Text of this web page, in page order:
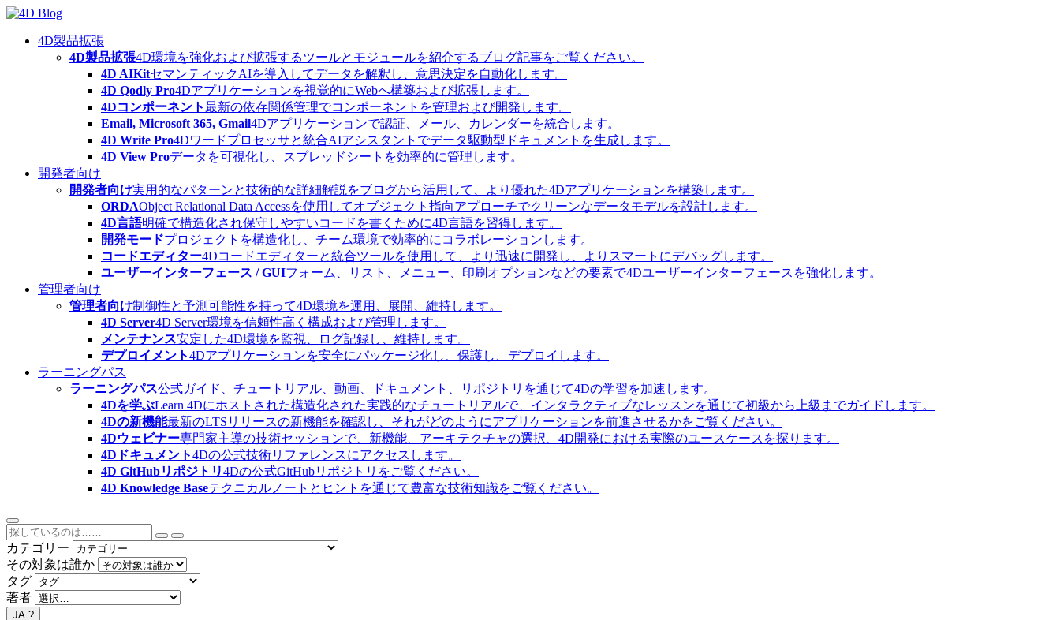
Skip
content4D製品拡張
4D製品拡張4D環境を強化および拡張するツールとモジュールを紹介するブログ記事をご覧ください。
4D AIKitセマンティックAIを導入してデータを解釈し、意思決定を自動化します。
4D Qodly Pro4Dアプリケーションを視覚的にWebへ構築および拡張します。
4Dコンポーネント最新の依存関係管理でコンポーネントを管理および開発します。
Email, Microsoft 365, Gmail4Dアプリケーションで認証、メール、カレンダーを統合します。
4D Write Pro4Dワードプロセッサと統合AIアシスタントでデータ駆動型ドキュメントを生成します。
4D View Proデータを可視化し、スプレッドシートを効率的に管理します。
開発者向け
開発者向け実用的なパターンと技術的な詳細解説をブログから活用して、より優れた4Dアプリケーションを構築します。
ORDAObject Relational Data Accessを使用してオブジェクト指向アプローチでクリーンなデータモデルを設計します。
4D言語明確で構造化され保守しやすいコードを書くために4D言語を習得します。
開発モードプロジェクトを構造化し、チーム環境で効率的にコラボレーションします。
コードエディター4Dコードエディターと統合ツールを使用して、より迅速に開発し、よりスマートにデバッグします。
ユーザーインターフェース / GUIフォーム、リスト、メニュー、印刷オプションなどの要素で4Dユーザーインターフェースを強化します。
管理者向け
管理者向け制御性と予測可能性を持って4D環境を運用、展開、維持します。
4D Server4D Server環境を信頼性高く構成および管理します。
メンテナンス安定した4D環境を監視、ログ記録し、維持します。
デプロイメント4Dアプリケーションを安全にパッケージ化し、保護し、デプロイします。
ラーニングパス
ラーニングパス公式ガイド、チュートリアル、動画、ドキュメント、リポジトリを通じて4Dの学習を加速します。
4Dを学ぶLearn 4Dにホストされた構造化された実践的なチュートリアルで、インタラクティブなレッスンを通じて初級から上級までガイドします。
4Dの新機能最新のLTSリリースの新機能を確認し、それがどのようにアプリケーションを前進させるかをご覧ください。
4Dウェビナー専門家主導の技術セッションで、新機能、アーキテクチャの選択、4D開発における実際のユースケースを探ります。
4Dドキュメント4Dの公式技術リファレンスにアクセスします。
4D GitHubリポジトリ4Dの公式GitHubリポジトリをご覧ください。
4D Knowledge Baseテクニカルノートとヒントを通じて豊富な技術知識をご覧ください。
カテゴリー
その対象は誰か
タグ
著者
JA ?